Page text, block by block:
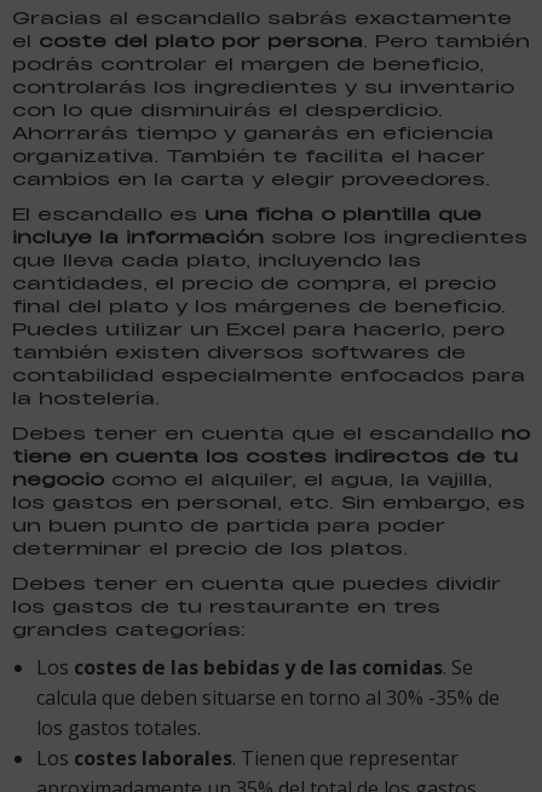
Gracias al escandallo sabrás exactamente
el coste del plato por persona. Pero también
podrás controlar el margen de beneficio,
controlarás los ingredientes y su inventario
con lo que disminuirás el desperdicio.
Ahorrarás tiempo y ganarás en eficiencia
organizativa. También te facilita el hacer
cambios en la carta y elegir proveedores.
El escandallo es una ficha o plantilla que
incluye la información sobre los ingredientes
que lleva cada plato, incluyendo las
cantidades, el precio de compra, el precio
final del plato y los márgenes de beneficio.
Puedes utilizar un Excel para hacerlo, pero
también existen diversos softwares de
contabilidad especialmente enfocados para
la hostelería.
Debes tener en cuenta que el escandallo no
tiene en cuenta los costes indirectos de tu
negocio como el alquiler, el agua, la vajilla,
los gastos en personal, etc. Sin embargo, es
un buen punto de partida para poder
determinar el precio de los platos.
Debes tener en cuenta que puedes dividir
los gastos de tu restaurante en tres
grandes categorías:
Los costes de las bebidas y de las comidas. Se
calcula que deben situarse en torno al 30% -35% de
los gastos totales.
Los costes laborales. Tienen que representar